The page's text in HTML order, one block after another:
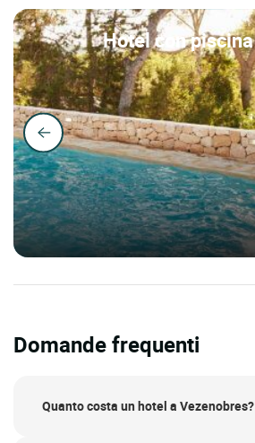
Hotel con piscina
Domande frequenti
Quanto costa un hotel a Vezenobres?